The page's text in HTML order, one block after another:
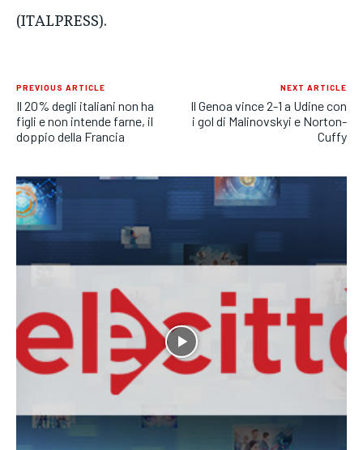
(ITALPRESS).
PREVIOUS ARTICLE
Il 20% degli italiani non ha
figli e non intende farne, il
doppio della Francia
NEXT ARTICLE
Il Genoa vince 2-1 a Udine con
i gol di Malinovskyi e Norton-
Cuffy